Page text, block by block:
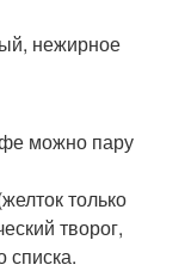
нежирное
можно пару
только
творог,
списка.